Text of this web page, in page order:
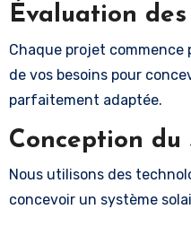
Évaluation des
Chaque projet
de vos besoins pour
parfaitement adaptée.
Conception du
Nous utilisons des
concevoir un système